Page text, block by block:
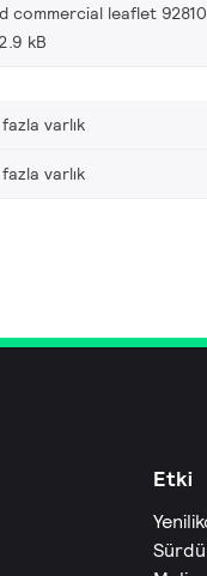
commercial leaflet
kB
varlık
varlık
Etki